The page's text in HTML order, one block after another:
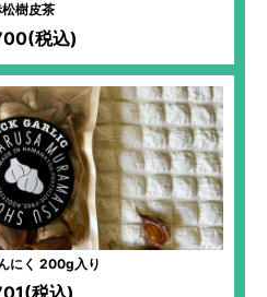
樹皮茶
税込)
にく 200g入り